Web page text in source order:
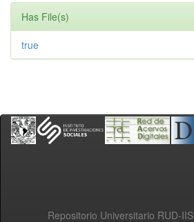
Has File(s)
true
Repositorio Universitario RUD-IIS